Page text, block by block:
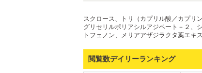
スクロース、トリ（カプリル酸／カプリ
グリセリルポリアシルアジペート－２、
トフェノン、メリアアザジラクタ葉エキ
閲覧数デイリーランキング